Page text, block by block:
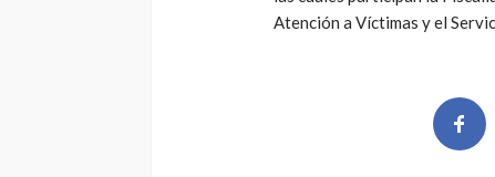
Atención a Víctimas y el